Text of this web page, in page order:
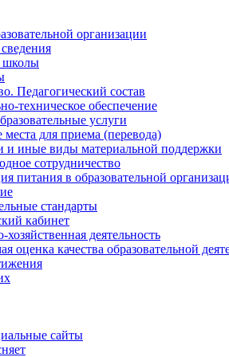
организации
школы
Педагогический состав
техническое обеспечение
услуги
для приема (перевода)
и иные виды материальной поддержки
сотрудничество
питания в образовательной
стандарты
кабинет
деятельность
оценка качества образовательной
сайты